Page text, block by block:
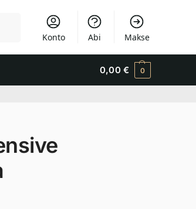
Konto Abi Makse
0,00 € 0